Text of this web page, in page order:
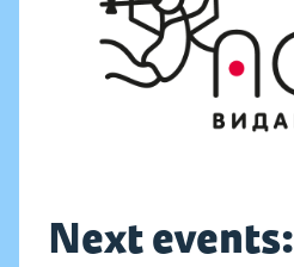
Next events: